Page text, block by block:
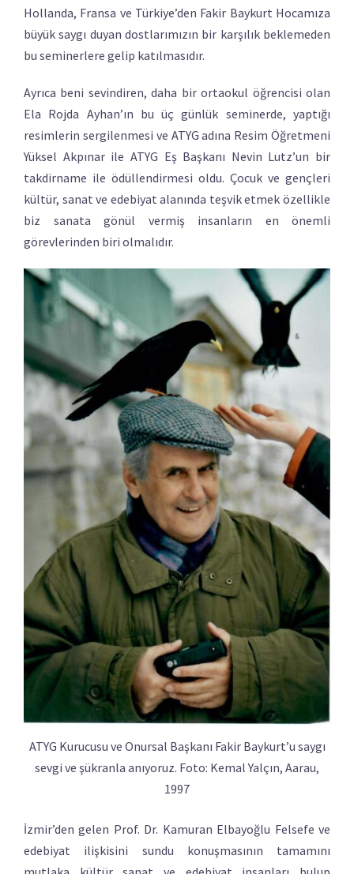
Hollanda, Fransa ve Türkiye’den Fakir Baykurt Hocamıza
büyük saygı duyan dostlarımızın bir karşılık beklemeden
bu seminerlere gelip katılmasıdır.
Ayrıca beni sevindiren, daha bir ortaokul öğrencisi olan
Ela Rojda Ayhan’ın bu üç günlük seminerde, yaptığı
resimlerin sergilenmesi ve ATYG adına Resim Öğretmeni
Yüksel Akpınar ile ATYG Eş Başkanı Nevin Lutz’un bir
takdirname ile ödüllendirmesi oldu. Çocuk ve gençleri
kültür, sanat ve edebiyat alanında teşvik etmek özellikle
biz sanata gönül vermiş insanların en önemli
görevlerinden biri olmalıdır.
ATYG Kurucusu ve Onursal Başkanı Fakir Baykurt’u saygı
sevgi ve şükranla anıyoruz. Foto: Kemal Yalçın, Aarau,
1997
İzmir’den gelen Prof. Dr. Kamuran Elbayoğlu Felsefe ve
edebiyat ilişkisini sundu konuşmasının tamamını